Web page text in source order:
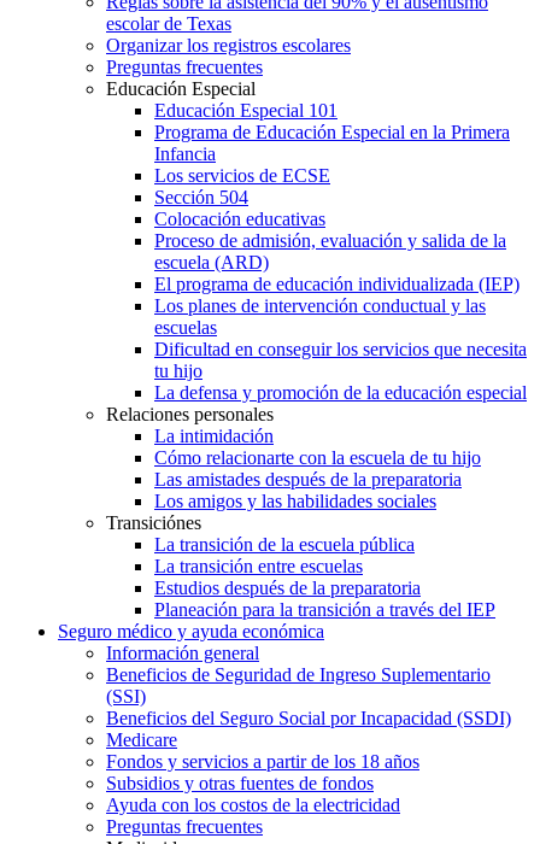
escolar de Texas
Organizar los registros escolares
Preguntas frecuentes
Educación Especial
Educación Especial 101
Programa de Educación Especial en la Primera
Infancia
Los servicios de ECSE
Sección 504
Colocación educativas
Proceso de admisión, evaluación y salida de la
escuela (ARD)
El programa de educación individualizada (IEP)
Los planes de intervención conductual y las
escuelas
Dificultad en conseguir los servicios que necesita
tu hijo
La defensa y promoción de la educación especial
Relaciones personales
La intimidación
Cómo relacionarte con la escuela de tu hijo
Las amistades después de la preparatoria
Los amigos y las habilidades sociales
Transiciónes
La transición de la escuela pública
La transición entre escuelas
Estudios después de la preparatoria
Planeación para la transición a través del IEP
Seguro médico y ayuda económica
Información general
Beneficios de Seguridad de Ingreso Suplementario
(SSI)
Beneficios del Seguro Social por Incapacidad (SSDI)
Medicare
Fondos y servicios a partir de los 18 años
Subsidios y otras fuentes de fondos
Ayuda con los costos de la electricidad
Preguntas frecuentes